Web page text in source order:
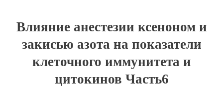
Влияние анестезии ксеноном и
закисью азота на показатели
клеточного иммунитета и
цитокинов Часть6